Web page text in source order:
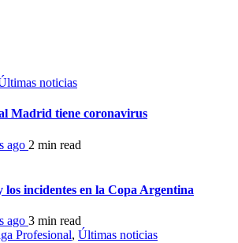
noticias
Madrid tiene coronavirus
ago 2 min read
los incidentes en la Copa Argentina
ago 3 min read
Profesional, Últimas noticias